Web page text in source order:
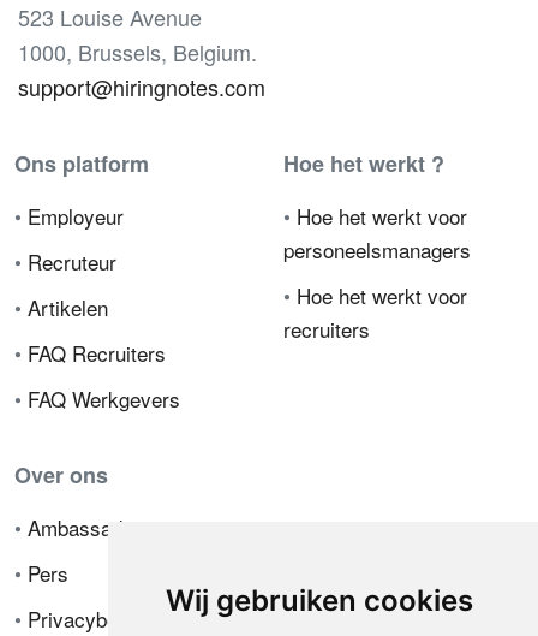
Wij gebruiken cookies
523 Louise Avenue
1000, Brussels, Belgium.
support@hiringnotes.com
Ons platform
• Employeur
• Recruteur
• Artikelen
• FAQ Recruiters
• FAQ Werkgevers
Hoe het werkt ?
• Hoe het werkt voor
personeelsmanagers
• Hoe het werkt voor
recruiters
Over ons
• Ambassador
• Pers
• Privacybeleid